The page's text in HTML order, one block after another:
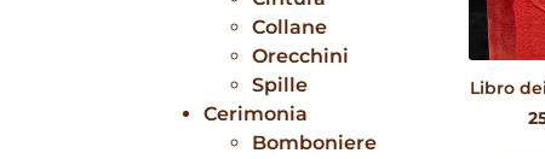
Collane
Orecchini
Spille
Cerimonia
Bomboniere
Libro